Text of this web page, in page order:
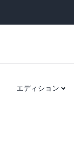
エディション